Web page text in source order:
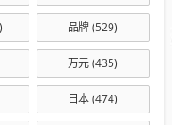
品牌(529)
万元(435)
日本(474)